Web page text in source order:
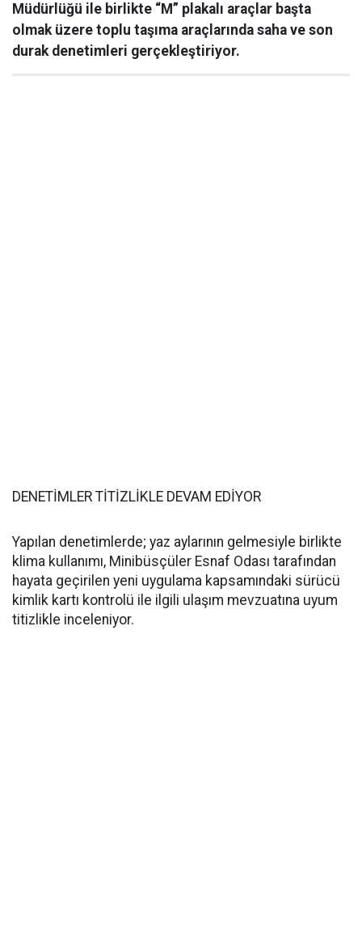
Müdürlüğü ile birlikte “M” plakalı araçlar başta
olmak üzere toplu taşıma araçlarında saha ve son
durak denetimleri gerçekleştiriyor.
DENETİMLER TİTİZLİKLE DEVAM EDİYOR
Yapılan denetimlerde; yaz aylarının gelmesiyle birlikte
klima kullanımı, Minibüsçüler Esnaf Odası tarafından
hayata geçirilen yeni uygulama kapsamındaki sürücü
kimlik kartı kontrolü ile ilgili ulaşım mevzuatına uyum
titizlikle inceleniyor.